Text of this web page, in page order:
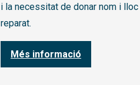
i la necessitat de donar nom i lloc
reparat.
Més informació